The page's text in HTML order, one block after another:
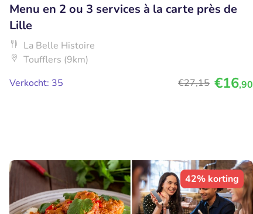
Menu en 2 ou 3 services à la carte près de
Lille
La Belle Histoire
Toufflers (9km)
Verkocht: 35
€27,15 €16,90
42% korting